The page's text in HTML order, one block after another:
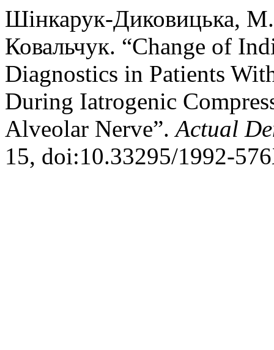
Шінкарук-Диковицька,
Ковальчук. “Change of
Diagnostics in Patients
During Iatrogenic
Alveolar Nerve”.Actual
15, doi:10.33295/1992-